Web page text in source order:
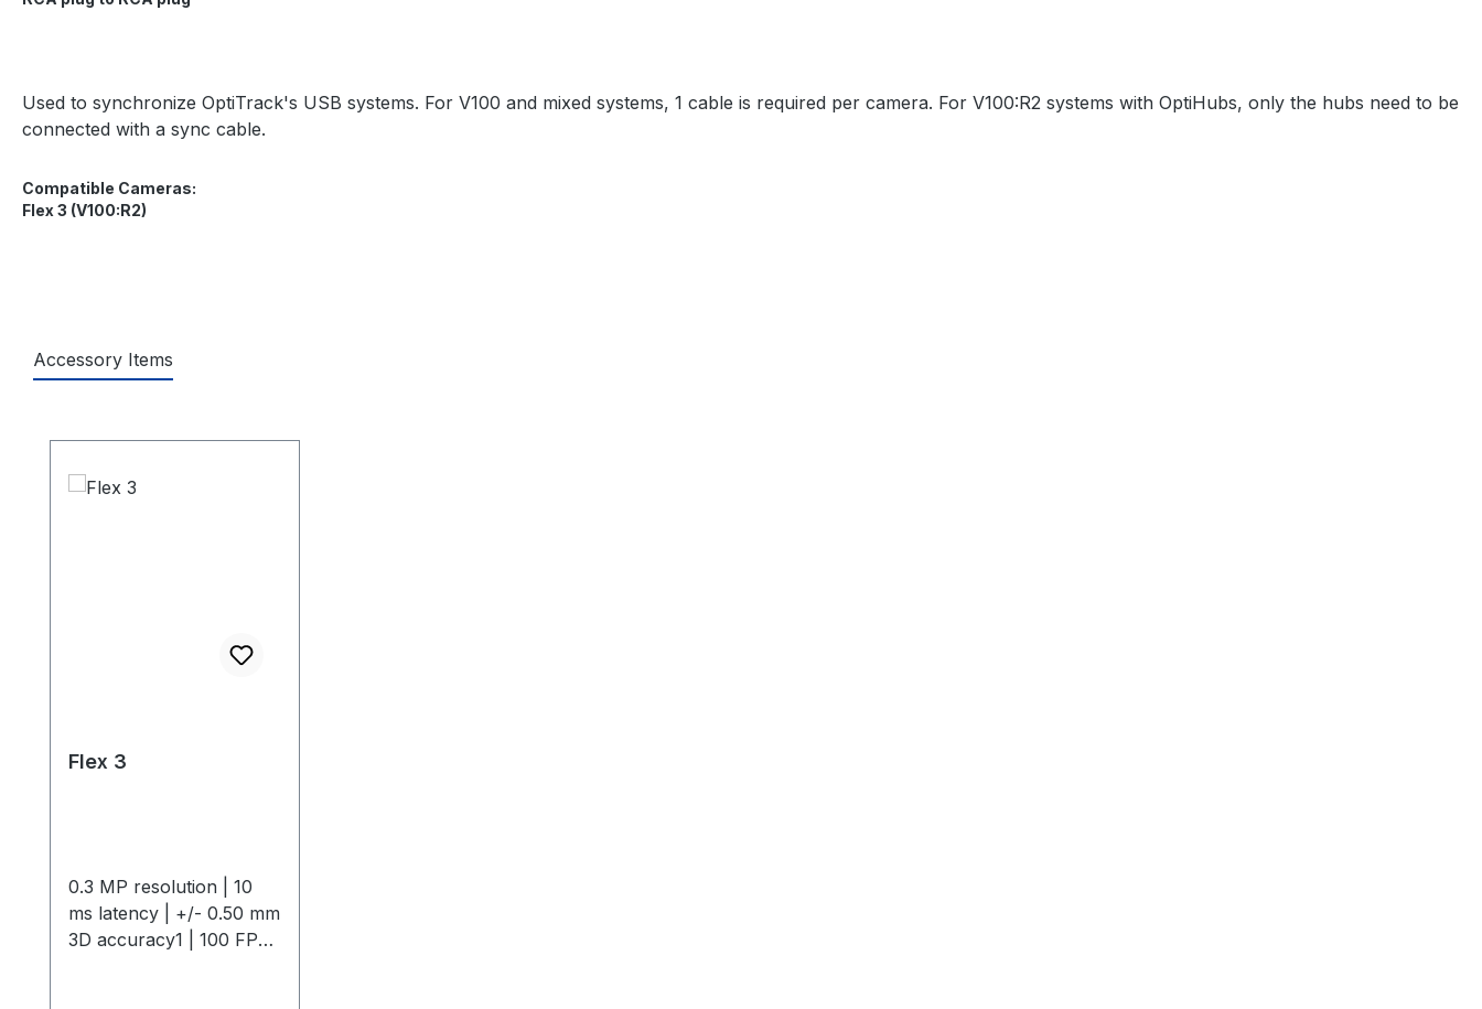
Used to synchronize OptiTrack's USB systems. For V100 and mixed systems, 1 cable is required per camera. For V100:R2 systems with OptiHubs, only the hubs need to be
connected with a sync cable.
Compatible Cameras:
Flex 3 (V100:R2)
Accessory Items
Flex 3
0.3 MP resolution | 10
ms latency | +/- 0.50 mm
3D accuracy1 | 100 FPS